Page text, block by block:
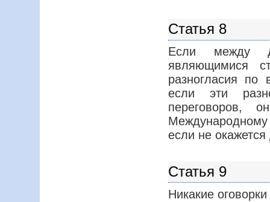
Статья 8
Если между
являющимися
разногласия
если эти
переговоров,
если не окажется
Статья 9
Никакие